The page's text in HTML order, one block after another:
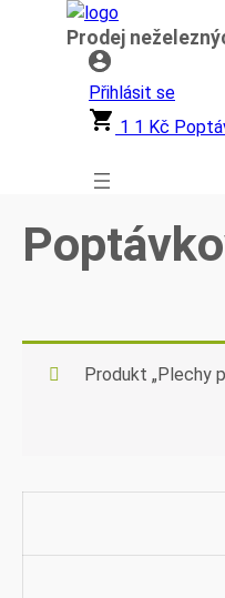
Přeskočit
Prodej
Přihlásit se
1 1 Kč
Produkt „Plechy
položkuimage